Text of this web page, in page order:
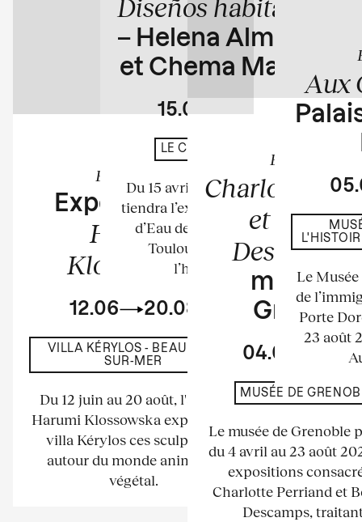
En cours
Exposition
Exposition de
Harumi
Klossowska
12.06 20.08
VILLA KÉRYLOS - BEAULIEU-
SUR-MER
Du 12 juin au 20 août, l'artiste
Harumi Klossowska expose à la
villa Kérylos ces sculptures
autour du monde animal et
végétal.
Diseños habitados
– Helena Almeida
et Chema Madoz
15.04 23.08
LE CHÂTEAU D'EAU
Du 15 avril au 23 août 2026 se
tiendra l’exposition au Château
d’Eau de l’espace La Tour à
Toulouse. Elle mettra à
l’honneur les...
Exposition
Charlotte
et
Descamps
musée
Grenoble
04.04
MUSÉE DE
Le musée de Grenoble
du 4 avril au 23 août
expositions
Charlotte Perriand et
Descamps,
Aux
Le
de
Porte
23 août